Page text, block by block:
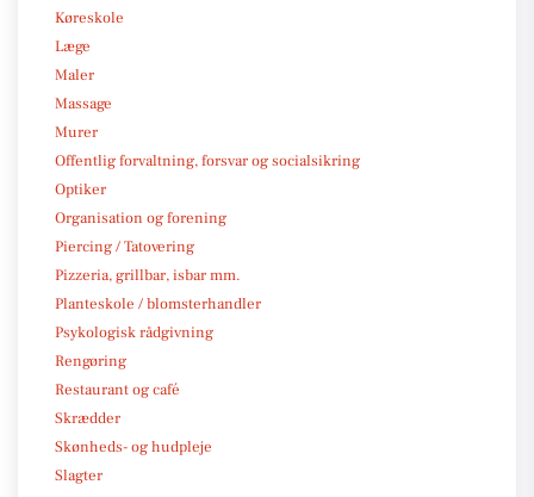
Køreskole
Læge
Maler
Massage
Murer
Offentlig forvaltning, forsvar og socialsikring
Optiker
Organisation og forening
Piercing / Tatovering
Pizzeria, grillbar, isbar mm.
Planteskole / blomsterhandler
Psykologisk rådgivning
Rengøring
Restaurant og café
Skrædder
Skønheds- og hudpleje
Slagter